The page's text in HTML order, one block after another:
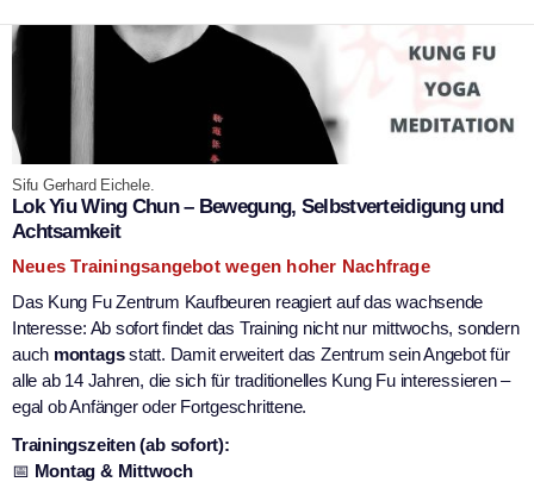
Sifu Gerhard Eichele.
Lok Yiu Wing Chun – Bewegung, Selbstverteidigung und
Achtsamkeit
Neues Trainingsangebot wegen hoher Nachfrage
Das Kung Fu Zentrum Kaufbeuren reagiert auf das wachsende
Interesse: Ab sofort findet das Training nicht nur mittwochs, sondern
auch montagsstatt. Damit erweitert das Zentrum sein Angebot für
alle ab 14 Jahren, die sich für traditionelles Kung Fu interessieren –
egal ob Anfänger oder Fortgeschrittene.
Trainingszeiten (ab sofort):
📅 Montag & Mittwoch